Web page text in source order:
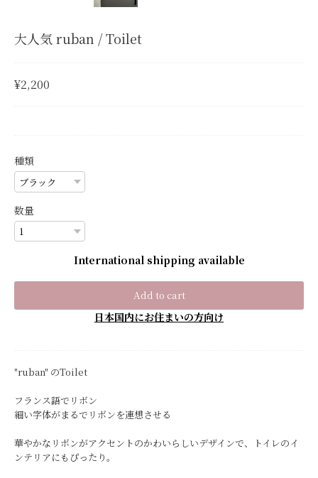
大人気 ruban / Toilet
¥2,200
種類
数量
International shipping available
Add to cart
日本国内にお住まいの方向け
"ruban" のToilet
フランス語でリボン
細い字体がまるでリボンを連想させる
華やかなリボンがアクセントのかわいらしいデザインで、トイレのイ
ンテリアにもぴったり。